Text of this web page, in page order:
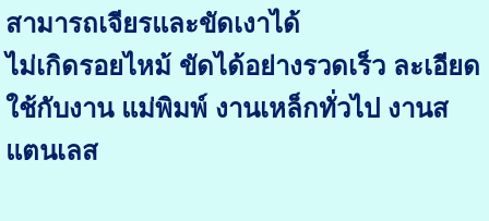
สามารถเจียรและขัดเงาได้
ไม่เกิดรอยไหม้ ขัดได้อย่างรวดเร็ว ละเอียด
ใช้กับงาน แม่พิมพ์ งานเหล็กทั่วไป งานส
แตนเลส